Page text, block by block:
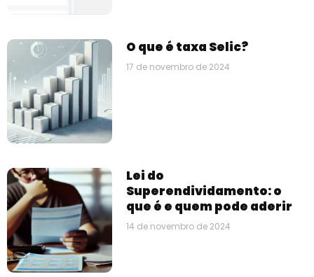
O que é taxa Selic?
17 de novembro de 2024
Lei do
Superendividamento: o
que é e quem pode aderir
14 de novembro de 2024